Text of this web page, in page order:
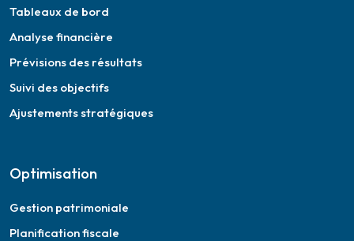
Tableaux de bord
Analyse financière
Prévisions des résultats
Suivi des objectifs
Ajustements stratégiques
Optimisation
Gestion patrimoniale
Planification fiscale